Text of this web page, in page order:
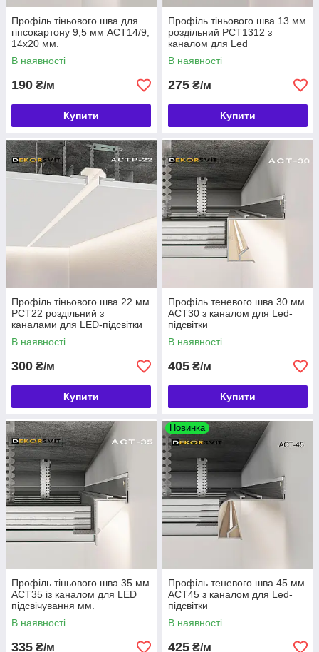
Профіль тіньового шва для
гіпсокартону 9,5 мм АСТ14/9,
14х20 мм.
В наявності
190 ₴/м
Купити
Профіль тіньового шва 13 мм
роздільний РСТ1312 з
каналом для Led
підсвічування
В наявності
275 ₴/м
Купити
Профіль тіньового шва 22 мм
РСТ22 роздільний з
каналами для LED-підсвітки
В наявності
300 ₴/м
Купити
Профіль теневого шва 30 мм
АСТ30 з каналом для Led-
підсвітки
В наявності
405 ₴/м
Купити
Профіль тіньового шва 35 мм
АСТ35 із каналом для LED
підсвічування мм.
В наявності
335 ₴/м
Новинка
Профіль теневого шва 45 мм
АСТ45 з каналом для Led-
підсвітки
В наявності
425 ₴/м